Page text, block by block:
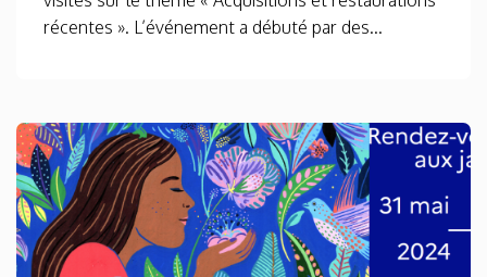
récentes ». L’événement a débuté par des...